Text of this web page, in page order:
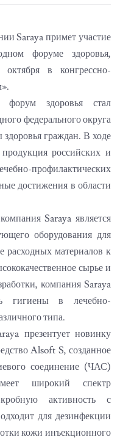
Saraya примет участие
форуме здоровья,
в конгрессно-
форум здоровья стал
федерального округа
граждан. В ходе
продукция российских и
профилактических
достижения в области
Saraya является
оборудования для
расходных материалов к
сырье и
компания Saraya
гигиены в лечебно-
типа.
презентует новинку
Alsoft S, созданное
соединение (ЧАС)
широкий спектр
активность с
для дезинфекции
кожи инъекционного